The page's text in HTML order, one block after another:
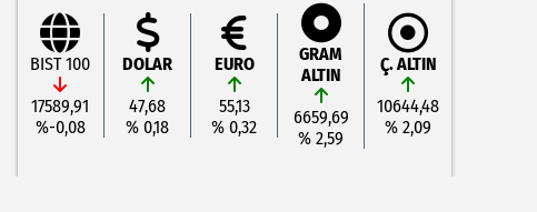
BIST 100
17589,91
%-0,08
DOLAR
47,68
% 0,18
EURO
55,13
% 0,32
GRAM
ALTIN
6659,69
% 2,59
Ç. ALTIN
10644,48
% 2,09